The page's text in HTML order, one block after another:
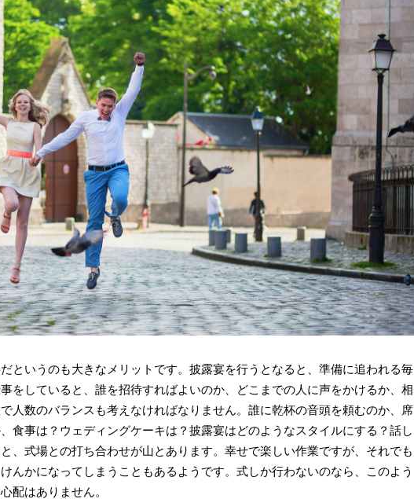
というのも大きなメリットです。披露宴を行うとなると、準備に追われる毎
をしていると、誰を招待すればよいのか、どこまでの人に声をかけるか、相
人数のバランスも考えなければなりません。誰に乾杯の音頭を頼むのか、席
食事は？ウェディングケーキは？披露宴はどのようなスタイルにする？話し
、式場との打ち合わせが山とあります。幸せで楽しい作業ですが、それでも
んかになってしまうこともあるようです。式しか行わないのなら、このよう
配はありません。